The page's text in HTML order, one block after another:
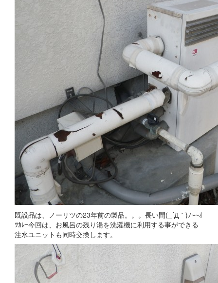
既設品は、ノーリツの23年前の製品。。。長い間(_´Д｀)ﾉ~~ｵ
ﾂｶﾚｰ今回は、お風呂の残り湯を洗濯機に利用する事ができる
注水ユニットも同時交換します。